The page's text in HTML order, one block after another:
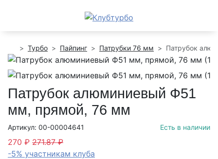
Турбо Пайпинг Патрубки 76 мм Патрубок
Патрубок алюминиевый Ф51
мм, прямой, 76 мм
Артикул: 00-00004641 Есть в наличии
270 ₽ 271.87 ₽
-5% участникам клуба